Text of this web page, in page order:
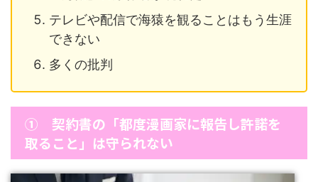
テレビや配信で海猿を観ることはもう生涯
できない
多くの批判
① 契約書の「都度漫画家に報告し許諾を
取ること」は守られない